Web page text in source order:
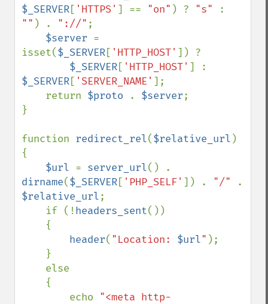
$_SERVER[ 'HTTPS' ] == "on" ) ? "s"
"" ) . "://" ;
$server =
isset($_SERVER[ 'HTTP_HOST' ]) ?
$_SERVER[ 'HTTP_HOST'
$_SERVER[ 'SERVER_NAME' ];
    return
$proto . $server;
}
function redirect_rel($relative_url )
{
$url = server_url
dirname($_SERVER[ 'PHP_SELF' ]) . "/"
$relative_url;
    if (!
headers_sent())
header( "Location: $url" );
        echo
"<meta http-